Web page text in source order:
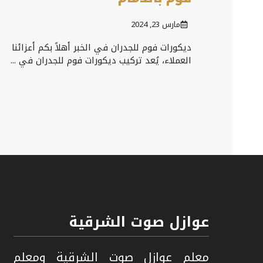
مارس 23, 2024
ديكورات فوم للجدران في الخبر أهلاً بكم أعزائنا
العملاء، يُعد تركيب ديكورات فوم للجدران في ...
عوازل صوت الشرقية
معلم عوازل صوت الشرقية ومعلم